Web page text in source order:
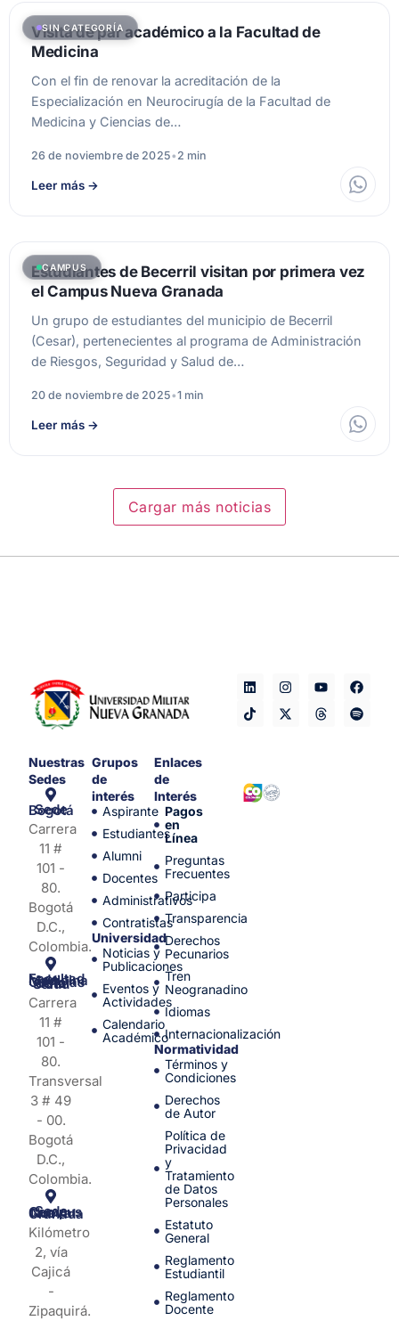
SIN CATEGORÍA
Visita de par académico a la Facultad de
Medicina
Con el fin de renovar la acreditación de la
Especialización en Neurocirugía de la Facultad de
Medicina y Ciencias de…
26 de noviembre de 2025• 2 min
Leer más →
CAMPUS
Estudiantes de Becerril visitan por primera vez
el Campus Nueva Granada
Un grupo de estudiantes del municipio de Becerril
(Cesar), pertenecientes al programa de Administración
de Riesgos, Seguridad y Salud de…
20 de noviembre de 2025•1 min
Leer más →
Cargar más noticias
Nuestras
Sedes
Sede Bogotá
Carrera
11 #
101 -
80.
Bogotá
D.C.,
Colombia.
Facultad de Medicina y Ciencias de la Salud
Carrera
11 #
101 -
80.
Transversal
3 # 49
- 00.
Bogotá
D.C.,
Colombia.
Sede Campus Nueva Granada
Kilómetro
2, vía
Cajicá
-
Zipaquirá.
Grupos
de
interés
Aspirante
Estudiantes
Alumni
Docentes
Administrativos
Contratistas
Universidad
Noticias y
Publicaciones
Eventos y
Actividades
Calendario
Académico
Enlaces
de
Interés
Pagos
en
Línea
Preguntas
Frecuentes
Participa
Transparencia
Derechos
Pecunarios
Tren
Neogranadino
Idiomas
Internacionalización
Normatividad
Términos y
Condiciones
Derechos
de Autor
Política de
Privacidad
y
Tratamiento
de Datos
Personales
Estatuto
General
Reglamento
Estudiantil
Reglamento
Docente